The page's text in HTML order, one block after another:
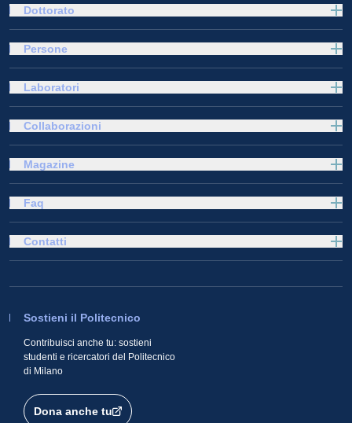
Dottorato
Persone
Laboratori
Collaborazioni
Magazine
Faq
Sostieni il Politecnico
Contribuisci anche tu: sostieni
studenti e ricercatori del Politecnico
di Milano
Dona anche tu
Contatti